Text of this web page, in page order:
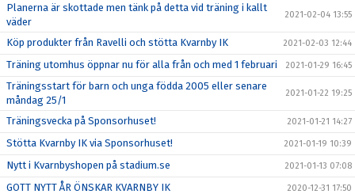
Planerna är skottade men tänk på detta vid träning i kallt
väder
2021-02-04 13:55
Köp produkter från Ravelli och stötta Kvarnby IK 2021-02-03 12:44
Träning utomhus öppnar nu för alla från och med 1 februari 2021-01-29 16:45
Träningsstart för barn och unga födda 2005 eller senare
måndag 25/1
2021-01-22 19:25
Träningsvecka på Sponsorhuset! 2021-01-21 14:27
Stötta Kvarnby IK via Sponsorhuset! 2021-01-19 10:39
Nytt i Kvarnbyshopen på stadium.se 2021-01-13 07:08
GOTT NYTT ÅR ÖNSKAR KVARNBY IK 2020-12-31 17:50